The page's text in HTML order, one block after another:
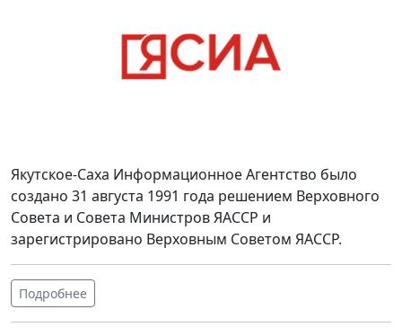
Якутское-Саха Информационное Агентство было
создано 31 августа 1991 года решением Верховного
Совета и Совета Министров ЯАССР и
зарегистрировано Верховным Советом ЯАССР.
Подробнее